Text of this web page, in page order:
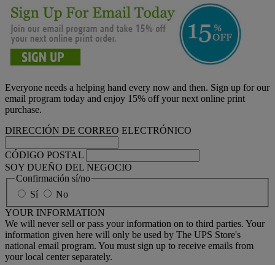
Everyone needs a helping hand every now and then. Sign up for our
email program today and enjoy 15% off your next online print
purchase.
DIRECCIÓN DE CORREO ELECTRÓNICO
CÓDIGO POSTAL
SOY DUEÑO DEL NEGOCIO
Confirmación sí/no
Sí
No
YOUR INFORMATION
We will never sell or pass your information on to third parties. Your
information given here will only be used by The UPS Store's
national email program. You must sign up to receive emails from
your local center separately.